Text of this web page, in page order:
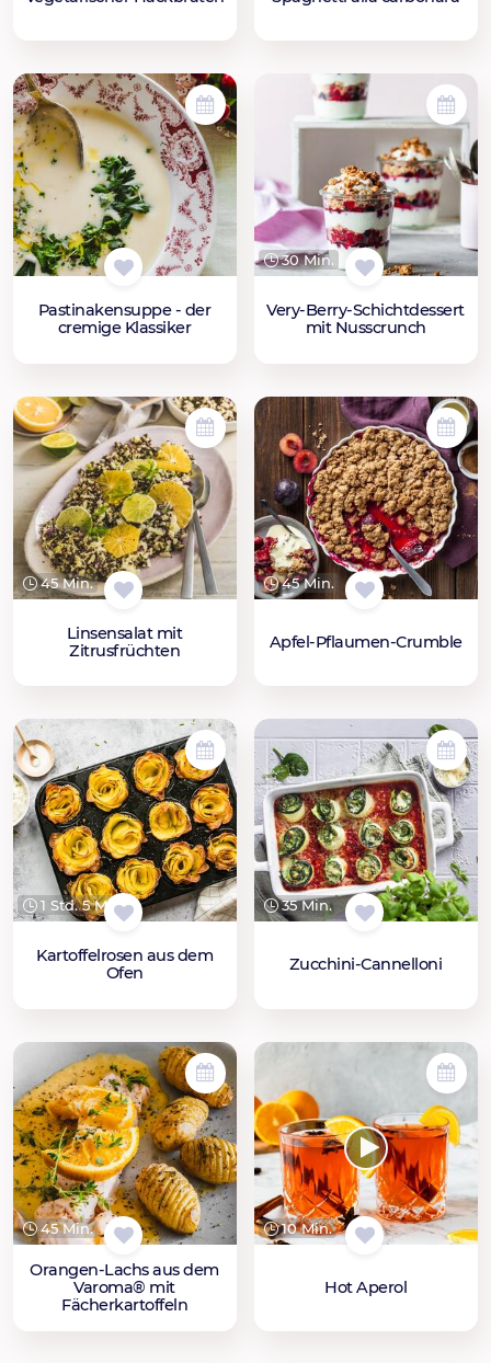
Pastinakensuppe - der
cremige Klassiker
30 Min.
Very-Berry-Schichtdessert
mit Nusscrunch
45 Min.
Linsensalat mit
Zitrusfrüchten
45 Min.
Apfel-Pflaumen-Crumble
1 Std. 5 Min.
Kartoffelrosen aus dem
Ofen
35 Min.
Zucchini-Cannelloni
45 Min.
Orangen-Lachs aus dem
Varoma® mit
Fächerkartoffeln
10 Min.
Hot Aperol